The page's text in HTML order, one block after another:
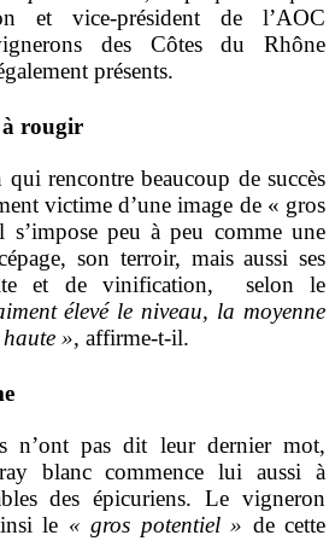
et vice-président de l’AOC
des Côtes du Rhône
présents.
à rougir
rencontre beaucoup de succès
victime d’une image de « gros
peu à peu comme une
son terroir, mais aussi ses
et de vinification, selon le
élevé le niveau, la moyenne
», affirme-t-il.
n’ont pas dit leur dernier mot,
blanc commence lui aussi à
des épicuriens. Le vigneron
le « gros potentiel » de cette